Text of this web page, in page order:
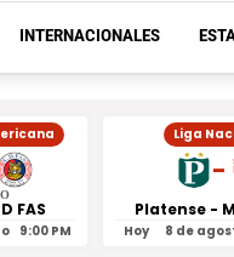
INTERNACIONALES
FAS
9:00 PM
Liga
-
Platense -
Hoy 8 de